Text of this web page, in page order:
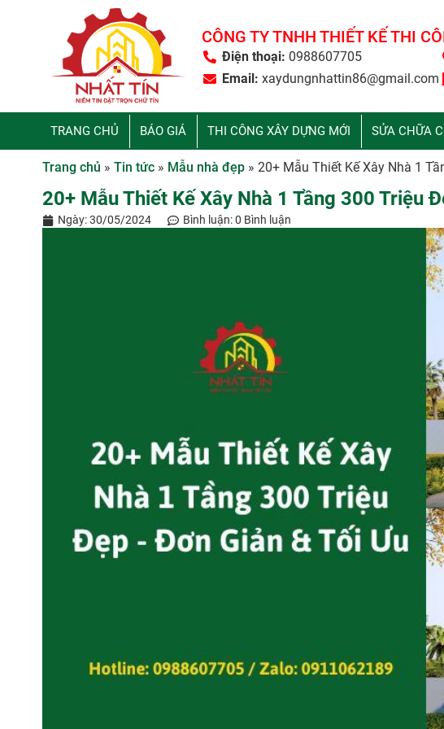
CÔNG TY TNHH THIẾT KẾ THI
Điện thoại: 0988607705
Email: xaydungnhattin86@gmail.com
TRANG CHỦ BÁO GIÁ THI CÔNG XÂY DỰNG MỚI SỬA CHỮA
Trang chủ » Tin tức » Mẫu nhà đẹp » 20+ Mẫu Thiết Kế Xây Nhà 1
20+ Mẫu Thiết Kế Xây Nhà 1 Tầng 300 Triệu
Ngày:30/05/2024 Bình luận:0 Bình luận